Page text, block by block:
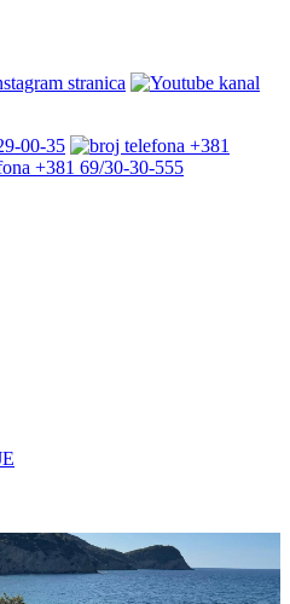
00-35
+381
+381 69/30-30-555